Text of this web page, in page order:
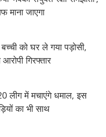
माना जाएगा
को घर ले गया पड़ोसी,
गिरफ्तार
लीग में मचाएंगे धमाल, इस
का भी साथ